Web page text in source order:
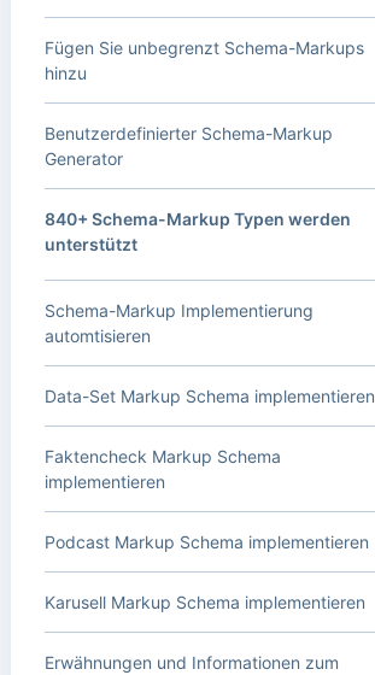
Fügen Sie unbegrenzt Schema-Markups
hinzu
Benutzerdefinierter Schema-Markup
Generator
840+ Schema-Markup Typen werden
unterstützt
Schema-Markup Implementierung
automtisieren
Data-Set Markup Schema implementieren
Faktencheck Markup Schema
implementieren
Podcast Markup Schema implementieren
Karusell Markup Schema implementieren
Erwähnungen und Informationen zum